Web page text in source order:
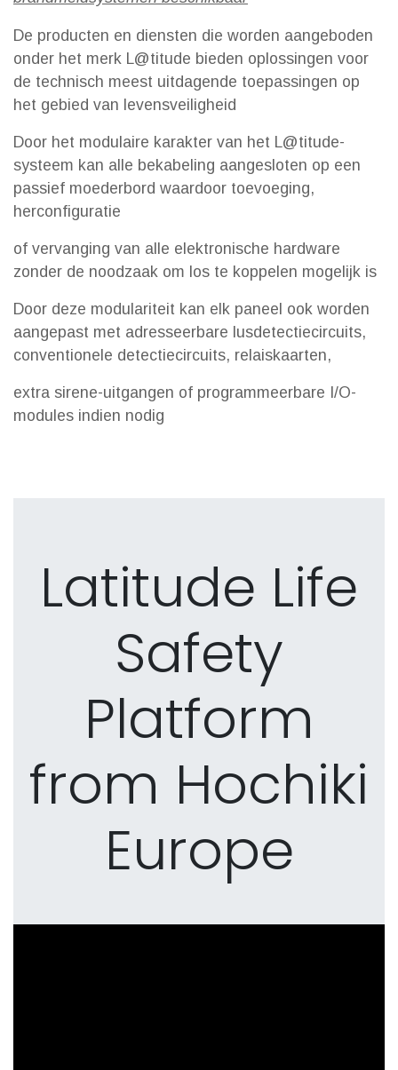
De producten en diensten die worden aangeboden
onder het merk L@titude bieden oplossingen voor
de technisch meest uitdagende toepassingen op
het gebied van levensveiligheid
Door het modulaire karakter van het L@titude-
systeem kan alle bekabeling aangesloten op een
passief moederbord waardoor toevoeging,
herconfiguratie
of vervanging van alle elektronische hardware
zonder de noodzaak om los te koppelen mogelijk is
Door deze modulariteit kan elk paneel ook worden
aangepast met adresseerbare lusdetectiecircuits,
conventionele detectiecircuits, relaiskaarten,
extra sirene-uitgangen of programmeerbare I/O-
modules indien nodig
Latitude Life
Safety
Platform
from Hochiki
Europe